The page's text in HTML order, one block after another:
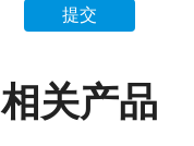
提交
相关产品